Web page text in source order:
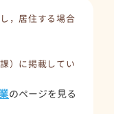
，居住する場合
）に掲載してい
のページを見る